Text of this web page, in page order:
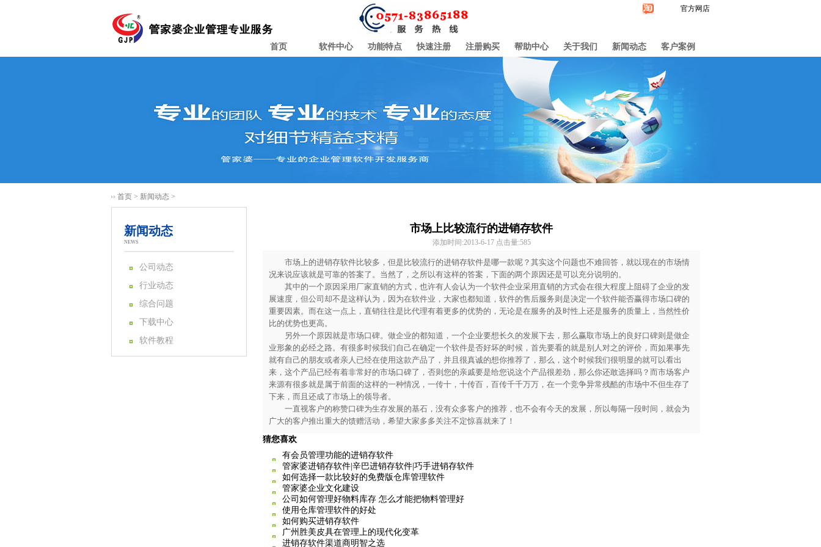
官方网店
首页 软件中心 功能特点 快速注册 注册购买 帮助中心 关于我们 新闻动态 客户案例
首页 > 新闻动态 >
新闻动态
NEWS
公司动态
行业动态
综合问题
下载中心
软件教程
市场上比较流行的进销存软件
添加时间:2013-6-17 点击量:585
市场上的进销存软件比较多，但是比较流行的进销存软件是哪一款呢？其实这个问题也不难回答，就以现在的市场情
况来说应该就是可靠的答案了。当然了，之所以有这样的答案，下面的两个原因还是可以充分说明的。
其中的一个原因采用厂家直销的方式，也许有人会认为一个软件企业采用直销的方式会在很大程度上阻碍了企业的发
展速度，但公司却不是这样认为，因为在软件业，大家也都知道，软件的售后服务则是决定一个软件能否赢得市场口碑的
重要因素。而在这一点上，直销往往是比代理有着更多的优势的，无论是在服务的及时性上还是服务的质量上，当然性价
比的优势也更高。
另外一个原因就是市场口碑。做企业的都知道，一个企业要想长久的发展下去，那么赢取市场上的良好口碑则是做企
业形象的必经之路。有很多时候我们自己在确定一个软件是否好坏的时候，首先要看的就是别人对之的评价，而如果事先
就有自己的朋友或者亲人已经在使用这款产品了，并且很真诚的想你推荐了，那么，这个时候我们很明显的就可以看出
来，这个产品已经有着非常好的市场口碑了，否则您的亲戚要是给您说这个产品很差劲，那么你还敢选择吗？而市场客户
来源有很多就是属于前面的这样的一种情况，一传十，十传百，百传千千万万，在一个竞争异常残酷的市场中不但生存了
下来，而且还成了市场上的领导者。
一直视客户的称赞口碑为生存发展的基石，没有众多客户的推荐，也不会有今天的发展，所以每隔一段时间，就会为
广大的客户推出重大的馈赠活动，希望大家多多关注不定惊喜就来了！
猜您喜欢
有会员管理功能的进销存软件
管家婆进销存软件|辛巴进销存软件|巧手进销存软件
如何选择一款比较好的免费版仓库管理软件
管家婆企业文化建设
公司如何管理好物料库存 怎么才能把物料管理好
使用仓库管理软件的好处
如何购买进销存软件
广州胜美皮具在管理上的现代化变革
进销存软件渠道商明智之选